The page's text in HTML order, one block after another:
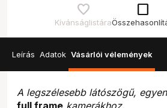
Kívánságlistára
check_box_outline_blank
Leírás Adatok Vásárlói vélemények
A legszélesebb látószögű,
full frame kamerákhoz.